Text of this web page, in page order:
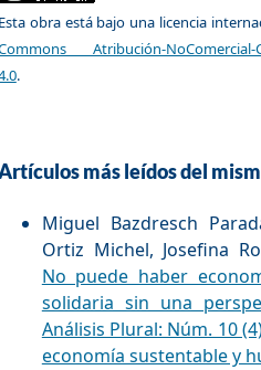
obra está bajo una licencia
Atribución-NoComercial-
.
más leídos del
Miguel Bazdresch
Ortiz Michel, Josefina
No puede haber
solidaria sin una
Análisis Plural: Núm. 10
economía sustentable y